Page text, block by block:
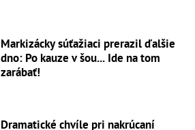
Markizácky súťažiaci prerazil ďalšie
dno: Po kauze v šou... Ide na tom
zarábať!
Dramatické chvíle pri nakrúcaní